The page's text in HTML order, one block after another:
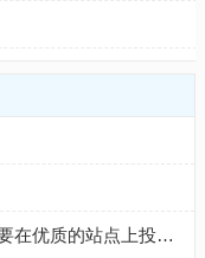
为什么总是纠结于那些没起来的站点？要在优质的站点上投入更多精力！